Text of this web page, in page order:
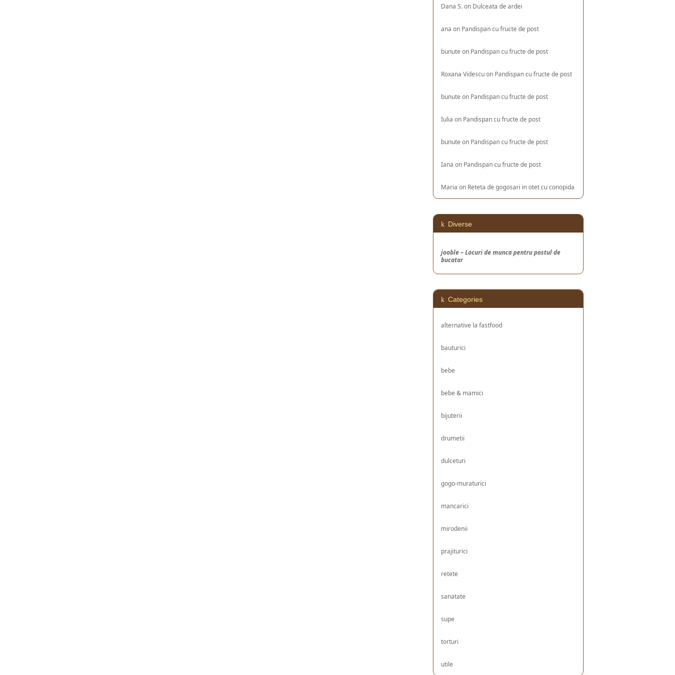
Dana S.on Dulceata de ardei
ana on Pandispan cu fructe de post
bunute on Pandispan cu fructe de post
Roxana Videscuon Pandispan cu fructe de post
bunute on Pandispan cu fructe de post
Iulia on Pandispan cu fructe de post
bunute on Pandispan cu fructe de post
Iana on Pandispan cu fructe de post
Maria on Reteta de gogosari in otet cu conopida
Diverse
jooble – Locuri de munca pentru postul de
bucatar
Categories
alternative la fastfood
bauturici
bebe
bebe & mamici
bijuterii
drumetii
dulceturi
gogo-muraturici
mancarici
mirodenii
prajiturici
retete
sanatate
supe
torturi
utile